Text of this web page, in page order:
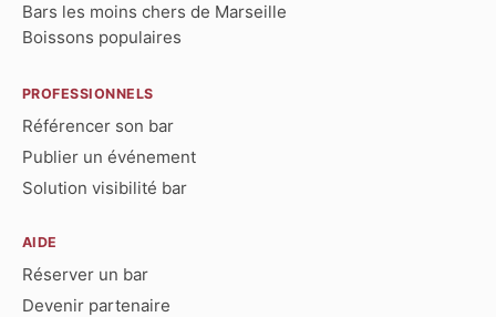
Bars les moins chers de Marseille
Boissons populaires
PROFESSIONNELS
Référencer son bar
Publier un événement
Solution visibilité bar
AIDE
Réserver un bar
Devenir partenaire